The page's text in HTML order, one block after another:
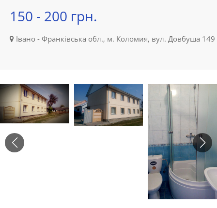
150 - 200 грн.
Івано - Франківська обл., м. Коломия, вул. Довбуша